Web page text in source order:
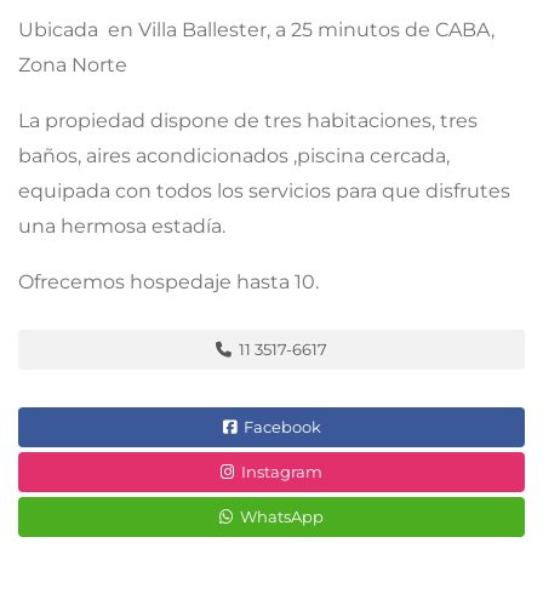
Ubicada en Villa Ballester, a 25 minutos de CABA,
Zona Norte
La propiedad dispone de tres habitaciones, tres
baños, aires acondicionados ,piscina cercada,
equipada con todos los servicios para que disfrutes
una hermosa estadía.
Ofrecemos hospedaje hasta 10.
11 3517-6617
Facebook
Instagram
WhatsApp